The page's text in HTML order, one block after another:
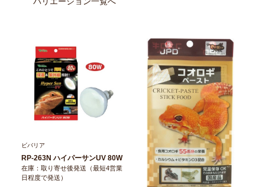
ビバリア
RP-263N ハイパーサンUV 80W
在庫：取り寄せ後発送（最短4営業
日程度で発送）